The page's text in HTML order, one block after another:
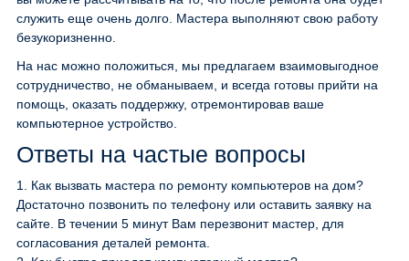
служить еще очень долго. Мастера выполняют свою работу
безукоризненно.
На нас можно положиться, мы предлагаем взаимовыгодное
сотрудничество, не обманываем, и всегда готовы прийти на
помощь, оказать поддержку, отремонтировав ваше
компьютерное устройство.
Ответы на частые вопросы
1.
Как вызвать мастера по ремонту компьютеров на дом?
Достаточно позвонить по телефону или оставить заявку на
сайте. В течении 5 минут Вам перезвонит мастер, для
согласования деталей ремонта.